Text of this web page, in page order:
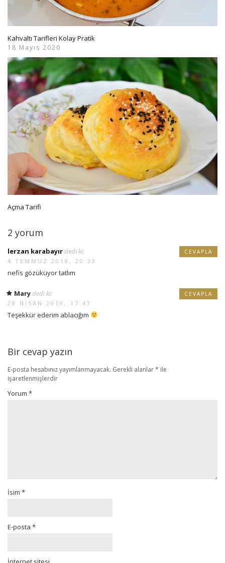
Kahvaltı Tarifleri Kolay Pratik
18 Mayıs 2020
Açma Tarifi
2 yorum
lerzan karabayır dedi ki:
4 TEMMUZ 2018, 20:33
nefis gözüküyor tatlım
CEVAPLA
Mary dedi ki:
28 NISAN 2019, 17:43
Teşekkür ederim ablacığım
CEVAPLA
Bir cevap yazın
E-posta hesabınız yayımlanmayacak. Gerekli alanlar* ile
işaretlenmişlerdir
Yorum *
İsim *
E-posta *